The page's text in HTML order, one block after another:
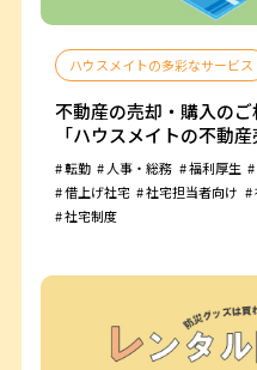
ハウスメイトの多彩なサービス
不動産の売却・購入の
「ハウスメイトの不動
転勤 人事・総務 福利厚生
借上げ社宅
社宅担当者向け
社宅制度